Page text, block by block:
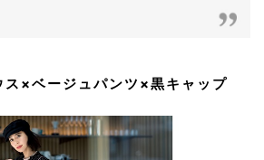
ス×ベージュパンツ×黒キャップ